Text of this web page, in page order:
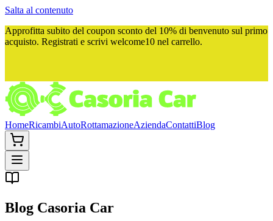
Salta al contenuto
Approfitta subito del coupon sconto del 10% di benvenuto sul primo
acquisto. Registrati e scrivi welcome10 nel carrello.
HomeRicambiAutoRottamazioneAziendaContattiBlog
Blog Casoria Car